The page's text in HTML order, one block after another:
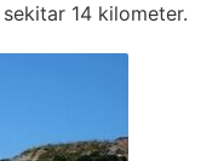
14 kilometer.